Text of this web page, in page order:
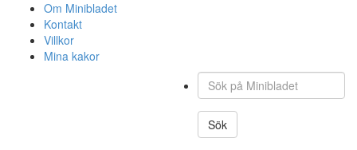
Om Minibladet
Kontakt
Villkor
Mina kakor
Sök
på
Minibladet
Sök